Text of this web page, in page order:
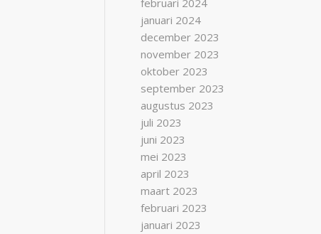
februari 2024
januari 2024
december 2023
november 2023
oktober 2023
september 2023
augustus 2023
juli 2023
juni 2023
mei 2023
april 2023
maart 2023
februari 2023
januari 2023